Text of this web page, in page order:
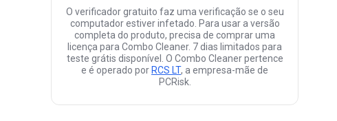
O verificador gratuito faz uma verificação se o seu
computador estiver infetado. Para usar a versão
completa do produto, precisa de comprar uma
licença para Combo Cleaner. 7 dias limitados para
teste grátis disponível. O Combo Cleaner pertence
e é operado por RCS LT, a empresa-mãe de
PCRisk.